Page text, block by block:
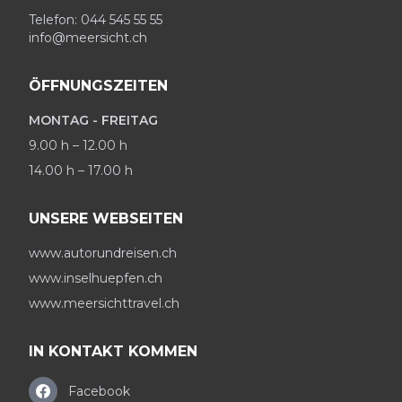
Telefon: 044 545 55 55
info@meersicht.ch
ÖFFNUNGSZEITEN
MONTAG - FREITAG
9.00 h – 12.00 h
14.00 h – 17.00 h
UNSERE WEBSEITEN
www.autorundreisen.ch
www.inselhuepfen.ch
www.meersichttravel.ch
IN KONTAKT KOMMEN
Facebook